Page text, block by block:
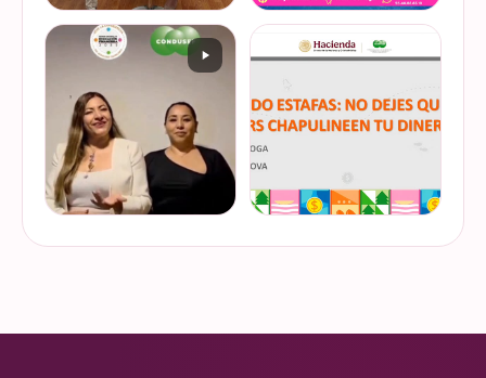
De cuando te toca ser la
entrevistada. Un placer
platicar con Esther Luiselli
de tus finanzas en la serie
de "Mu…
VER EN
INSTAGRAM
mejor forma de gestionar
ese dinero extra de fin de
ahorro o aguinaldo, es un
dinero…
VER EN
INSTAGRAM
de la Semana Nacional de
que los hackers